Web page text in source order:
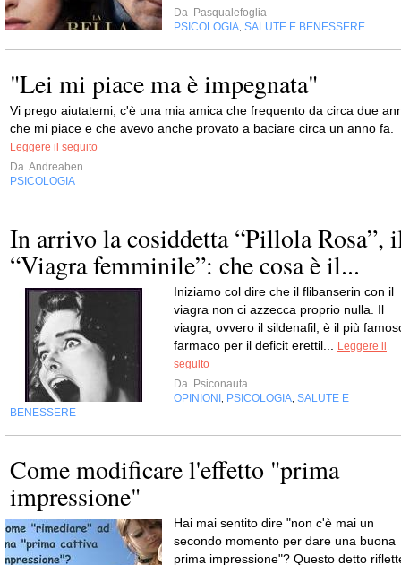
Da Pasqualefoglia
PSICOLOGIA SALUTE E BENESSERE
"Lei mi piace ma è impegnata"
Vi prego aiutatemi, c'è una mia amica che frequento da circa due
che mi piace e che avevo anche provato a baciare circa un anno fa.
Leggere il seguito
Da Andreaben
PSICOLOGIA
In arrivo la cosiddetta “Pillola Rosa”,
“Viagra femminile”: che cosa è il...
Iniziamo col dire che il flibanserin con il
viagra non ci azzecca proprio nulla. Il
viagra, ovvero il sildenafil, è il più
farmaco per il deficit erettil...
Leggere il
seguito
Da Psiconauta
OPINIONI
PSICOLOGIA SALUTE E
BENESSERE
Come modificare l'effetto "prima
impressione"
Hai mai sentito dire "non c'è mai un
secondo momento per dare una buona
prima impressione"? Questo detto